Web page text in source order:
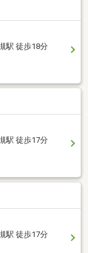
駅 徒歩18分
駅 徒歩17分
駅 徒歩17分